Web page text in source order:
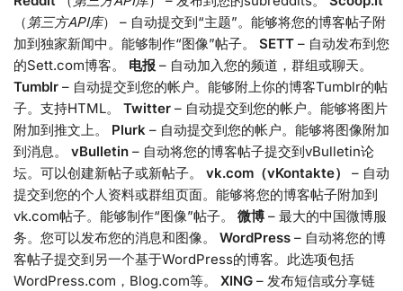
（ 第三方API库） – 自动提交到“主题”。能够将您的博客帖子附
加到独家新闻中。能够制作“图像”帖子。 SETT – 自动发布到您
的Sett.com博客。 电报 – 自动加入您的频道，群组或聊天。
Tumblr – 自动提交到您的帐户。能够附上你的博客Tumblr的帖
子。支持HTML。 Twitter – 自动提交到您的帐户。能够将图片
附加到推文上。 Plurk – 自动提交到您的帐户。能够将图像附加
到消息。 vBulletin – 自动将您的博客帖子提交到vBulletin论
坛。可以创建新帖子或新帖子。 vk.com（vKontakte）
– 自动
提交到您的个人资料或群组页面。能够将您的博客帖子附加到
vk.com帖子。能够制作“图像”帖子。 微博 – 最大的中国微博服
务。您可以发布您的消息和图像。 WordPress – 自动将您的博
客帖子提交到另一个基于WordPress的博客。此选项包括
WordPress.com，Blog.com等。
XING – 发布短信或分享链